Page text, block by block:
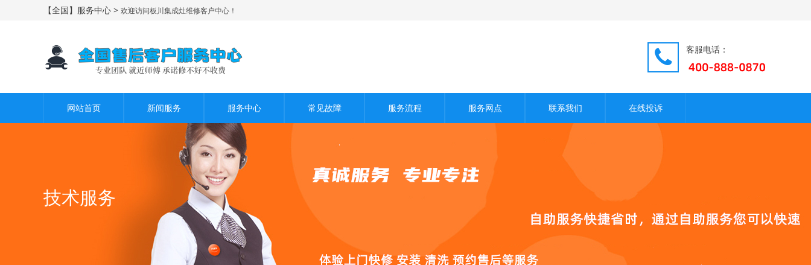
【全国】服务中心 > 欢迎访问板川集成灶维修客户中心！
客服电话：
网站首页 新闻服务 服务中心 常见故障 服务流程 服务网点 联系我们 在线投诉
技术服务